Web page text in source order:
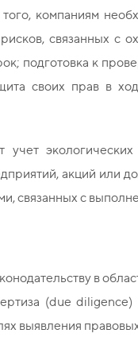
компаниям
связанных с
подготовка к
своих прав в
учет
акций или
связанных с
в
(due diligence)
выявления